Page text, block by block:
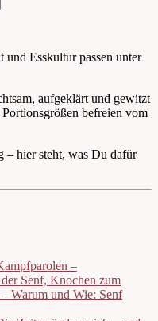
Esskultur passen unter
aufgeklärt und gewitzt
befreien vom
– hier steht, was Du dafür
–
Senf, Knochen zum
Warum und Wie: Senf